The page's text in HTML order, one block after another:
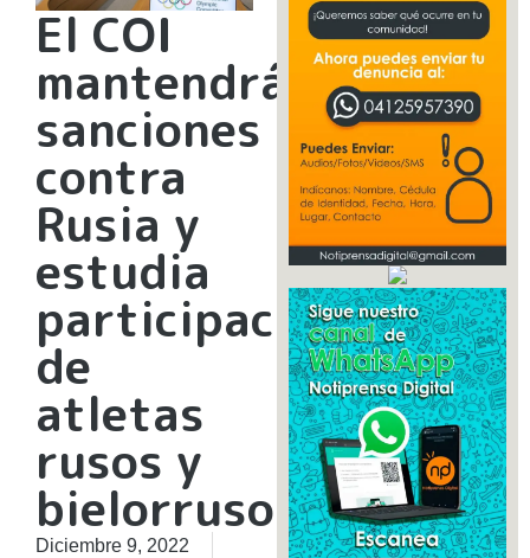
El COI
mantendrá
sanciones
contra
Rusia y
estudia
participación
de
atletas
rusos y
bielorrusos
Diciembre 9, 2022